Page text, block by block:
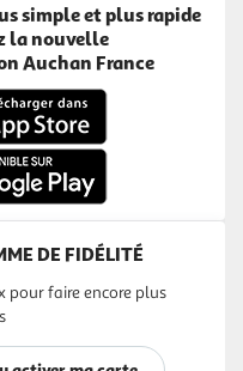
simple et plus rapide
la nouvelle
Auchan France
DE FIDÉLITÉ
pour faire encore plus